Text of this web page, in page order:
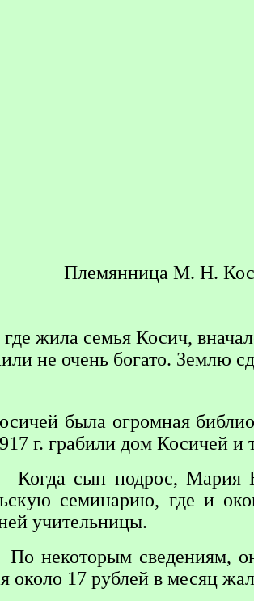
Племянница М. Н.
жила семья Косич,
не очень богато. Землю
была огромная
г. грабили дом Косичей
сын подрос, Мария
семинарию, где и
учительницы.
сведениям, она
около 17 рублей в месяц